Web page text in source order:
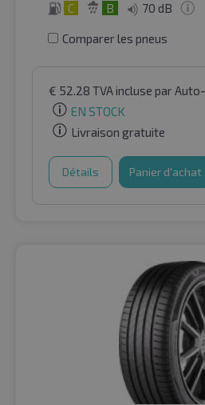
C B 70 dB
Comparer les pneus
€ 52.28 TVA incluse par
EN STOCK
Livraison gratuite
Détails Panier d'achat